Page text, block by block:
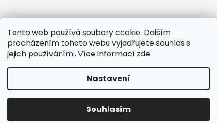
Tento web používá soubory cookie. Dalším
procházením tohoto webu vyjadřujete souhlas s
jejich používáním.. Více informací zde.
Nastavení
Souhlasím
Přijímáme online platby
Copyright 2026HERUFEK Chocolate. Všechna práva
vyhrazena.